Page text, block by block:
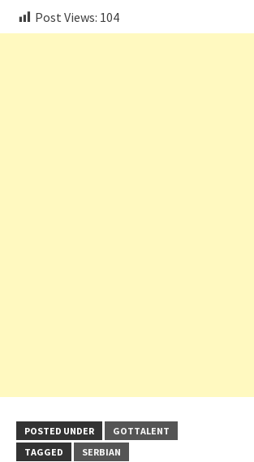
Post Views: 104
POSTED UNDER
GOTTALENT
TAGGED
SERBIAN